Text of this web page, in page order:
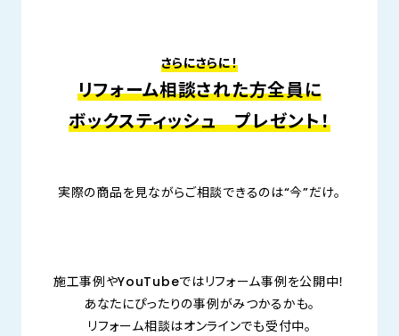
さらにさらに！
リフォーム相談された方全員に
ボックスティッシュ プレゼント！
実際の商品を見ながらご相談できるのは“今”だけ。
施工事例やYouTubeではリフォーム事例を公開中！
あなたにぴったりの事例がみつかるかも。
リフォーム相談はオンラインでも受付中。